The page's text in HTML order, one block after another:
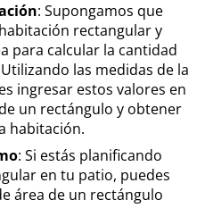
: Supongamos que
rectangular y
para calcular la cantidad
las medidas de la
ingresar estos valores en
un rectángulo y obtener
habitación.
: Si estás planificando
en tu patio, puedes
área de un rectángulo